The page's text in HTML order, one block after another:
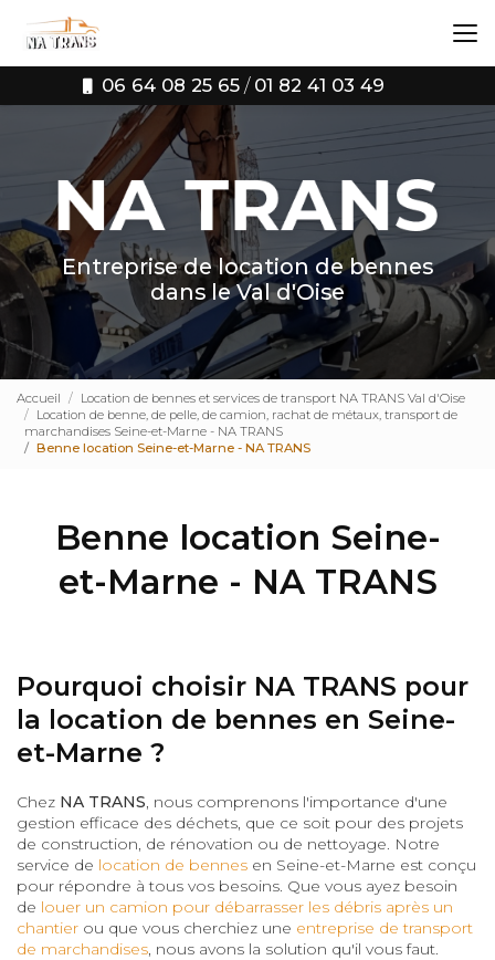
contenu
principal
06 64 08 25 65 / 01 82 41 03 49
Entreprise de location de bennes
dans le Val d'Oise
Accueil
Location de bennes et services de transport NA TRANS Val d'Oise
Location de benne, de pelle, de camion, rachat de métaux, transport de
marchandises Seine-et-Marne - NA TRANS
Benne location Seine-et-Marne - NA TRANS
Benne location Seine-
et-Marne - NA TRANS
Pourquoi choisir NA TRANS pour
la location de bennes en Seine-
et-Marne ?
Chez NA TRANS, nous comprenons l'importance d'une
gestion efficace des déchets, que ce soit pour des projets
de construction, de rénovation ou de nettoyage. Notre
service de location de bennes en Seine-et-Marne est conçu
pour répondre à tous vos besoins. Que vous ayez besoin
de louer un camion pour débarrasser les débris après un
chantier ou que vous cherchiez une entreprise de transport
de marchandises, nous avons la solution qu'il vous faut.